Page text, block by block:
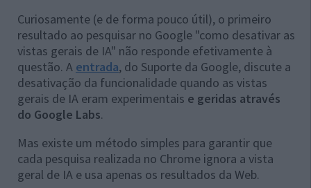
Curiosamente (e de forma pouco útil), o primeiro
resultado ao pesquisar no Google "como desativar as
vistas gerais de IA" não responde efetivamente à
questão. A entrada, do Suporte da Google, discute a
desativação da funcionalidade quando as vistas
gerais de IA eram experimentais e geridas através
do Google Labs.
Mas existe um método simples para garantir que
cada pesquisa realizada no Chrome ignora a vista
geral de IA e usa apenas os resultados da Web.